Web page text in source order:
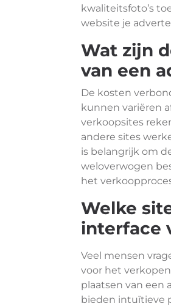
kwaliteitsfoto’s
website je
Wat zijn
van een
De kosten
kunnen variëren
verkoopsites
andere sites
is belangrijk om
weloverwogen
het
Welke
interface
Veel mensen
voor het
plaatsen van een
bieden intuïtieve